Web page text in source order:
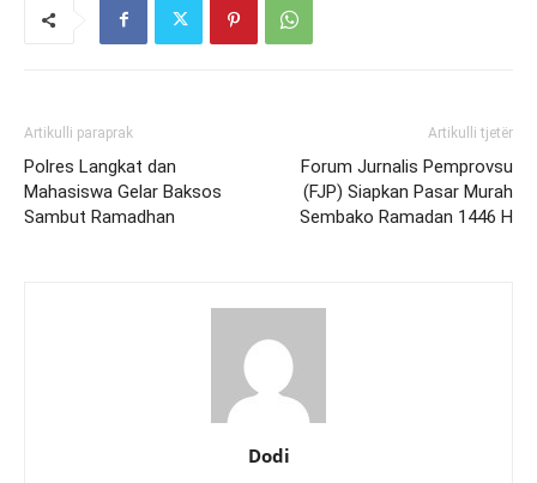
Artikulli paraprak
Polres Langkat dan
Mahasiswa Gelar Baksos
Sambut Ramadhan
Artikulli tjetër
Forum Jurnalis Pemprovsu
(FJP) Siapkan Pasar Murah
Sembako Ramadan 1446 H
Dodi